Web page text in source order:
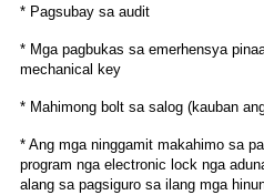
* Pagsubay sa audit
* Mga pagbukas sa emerhensya
mechanical key
* Mahimong bolt sa salog (kauban
* Ang mga ninggamit makahimo sa
program nga electronic lock nga
alang sa pagsiguro sa ilang mga